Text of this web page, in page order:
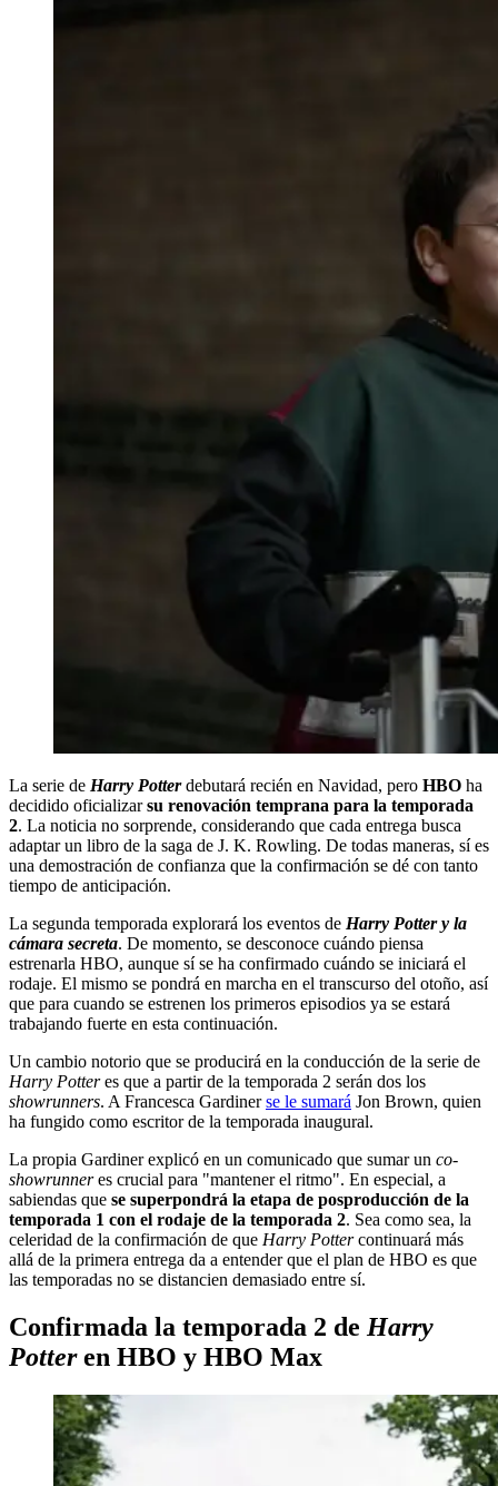
La serie de Harry Potterdebutará recién en Navidad, pero HBO ha
decidido oficializarsu renovación temprana para la temporada
2. La noticia no sorprende, considerando que cada entrega busca
adaptar un libro de la saga de J. K. Rowling. De todas maneras, sí es
una demostración de confianza que la confirmación se dé con tanto
tiempo de anticipación.
La segunda temporada explorará los eventos de Harry Potter y la
cámara secreta. De momento, se desconoce cuándo piensa
estrenarla HBO, aunque sí se ha confirmado cuándo se iniciará el
rodaje. El mismo se pondrá en marcha en el transcurso del otoño, así
que para cuando se estrenen los primeros episodios ya se estará
trabajando fuerte en esta continuación.
Un cambio notorio que se producirá en la conducción de la serie de
Harry Potteres que a partir de la temporada 2 serán dos los
showrunners. A Francesca Gardinerse le sumará Jon Brown, quien
ha fungido como escritor de la temporada inaugural.
La propia Gardiner explicó en un comunicado que sumar un co-
showrunneres crucial para "mantener el ritmo". En especial, a
sabiendas que se superpondrá la etapa de posproducción de la
temporada 1 con el rodaje de la temporada 2. Sea como sea, la
celeridad de la confirmación de que Harry Pottercontinuará más
allá de la primera entrega da a entender que el plan de HBO es que
las temporadas no se distancien demasiado entre sí.
Confirmada la temporada 2 de Harry
Potteren HBO y HBO Max